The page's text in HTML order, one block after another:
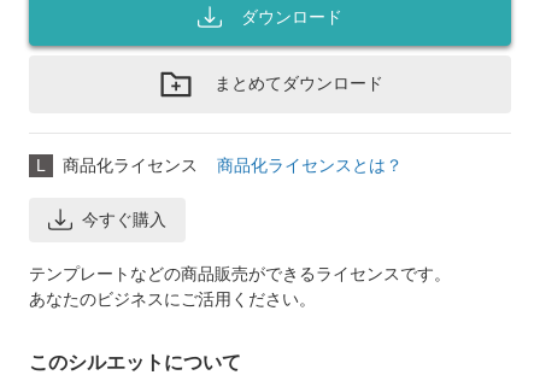
ダウンロード
まとめてダウンロード
L 商品化ライセンス 商品化ライセンスとは？
今すぐ購入
テンプレートなどの商品販売ができるライセンスです。
あなたのビジネスにご活用ください。
このシルエットについて